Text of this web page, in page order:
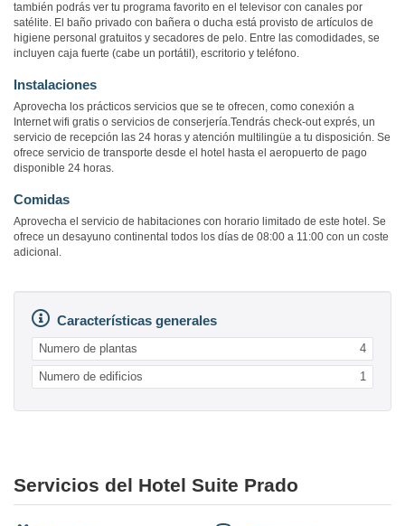
también podrás ver tu programa favorito en el televisor con canales por
satélite. El baño privado con bañera o ducha está provisto de artículos de
higiene personal gratuitos y secadores de pelo. Entre las comodidades, se
incluyen caja fuerte (cabe un portátil), escritorio y teléfono.
Instalaciones
Aprovecha los prácticos servicios que se te ofrecen, como conexión a
Internet wifi gratis o servicios de conserjería.Tendrás check-out exprés, un
servicio de recepción las 24 horas y atención multilingüe a tu disposición. Se
ofrece servicio de transporte desde el hotel hasta el aeropuerto de pago
disponible 24 horas.
Comidas
Aprovecha el servicio de habitaciones con horario limitado de este hotel. Se
ofrece un desayuno continental todos los días de 08:00 a 11:00 con un coste
adicional.
Características generales
Numero de plantas 4
Numero de edificios 1
Servicios del Hotel Suite Prado